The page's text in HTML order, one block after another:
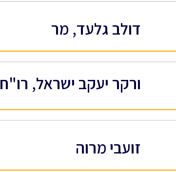
דולב גלעד, מר
ורקר יעקב ישראל, רו"ח
זועבי מרוה